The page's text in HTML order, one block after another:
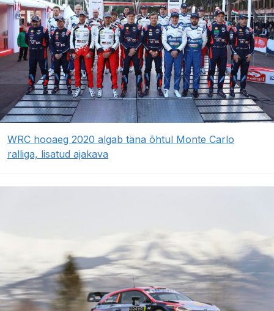
WRC hooaeg 2020 algab täna õhtul Monte Carlo
ralliga, lisatud ajakava